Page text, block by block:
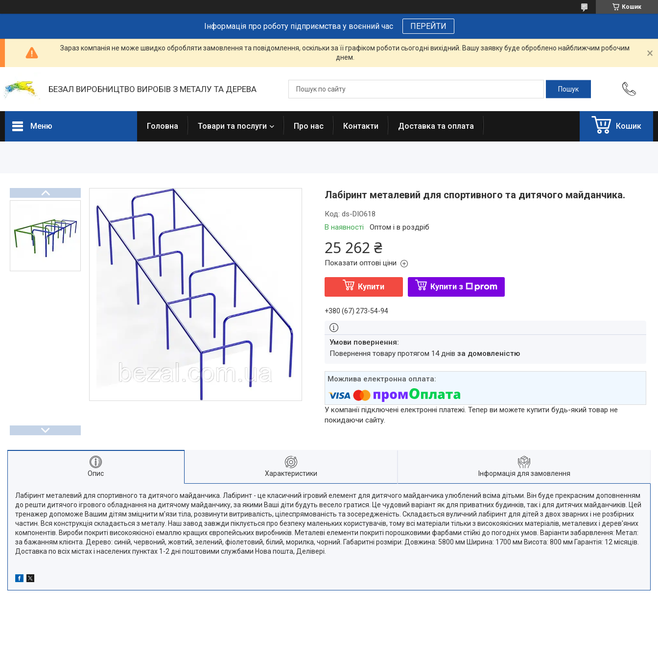
Кошик
Інформація про роботу підприємства у воєнний час ПЕРЕЙТИ
Зараз компанія не може швидко обробляти замовлення та повідомлення, оскільки за її графіком роботи сьогодні вихідний. Вашу заявку буде оброблено найближчим робочим
днем.
БЕЗАЛ ВИРОБНИЦТВО ВИРОБІВ З МЕТАЛУ ТА ДЕРЕВА
Меню
Прайс-листи
Презентації та документи
Про нас
Відгуки
Головна Товари та послуги Про нас Контакти Доставка та оплата Кошик
Лабіринт металевий для спортивного та дитячого майданчика.
В наявності Оптом і в роздріб
Код: ds-DIO618
25 262 ₴
Показати оптові ціни
Купити Купити з
+380 (67) 273-54-94
повернення товару протягом 14 днів за домовленістю
У компанії підключені електронні платежі. Тепер ви можете купити будь-який товар не
покидаючи сайту.
Опис Характеристики Інформація для замовлення
Лабіринт металевий для спортивного та дитячого майданчика. Лабіринт - це класичний ігровий елемент для дитячого майданчика улюблений всіма дітьми. Він буде прекрасним доповненням
до решти дитячого ігрового обладнання на дитячому майданчику, за якими Ваші діти будуть весело гратися. Це чудовий варіант як для приватних будинків, так і для дитячих майданчиків. Цей
тренажер допоможе Вашим дітям зміцнити м'язи тіла, розвинути витривалість, цілеспрямованість та зосередженість. Складається вуличний лабіринт для дітей з двох зварних і не розбірних
частин. Вся конструкція складається з металу. Наш завод завжди піклується про безпеку маленьких користувачів, тому всі матеріали тільки з високоякісних матеріалів, металевих і дерев'яних
компонентів. Вироби покриті високоякісної емаллю кращих європейських виробників. Металеві елементи покриті порошковими фарбами стійкі до погодніх умов. Варіанти забарвлення: Метал:
за бажанням клієнта. Дерево: синій, червоний, жовтий, зелений, фіолетовий, білий, морилка, чорний. Габаритні розміри: Довжина: 5800 мм Ширина: 1700 мм Висота: 800 мм Гарантія: 12 місяців.
Доставка по всіх містах і населених пунктах 1-2 дні поштовими службами Нова пошта, Делівері.